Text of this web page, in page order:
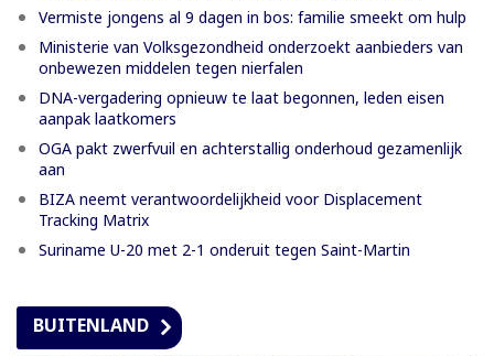
Vermiste jongens al 9 dagen in bos: familie smeekt om hulp
Ministerie van Volksgezondheid onderzoekt aanbieders van
onbewezen middelen tegen nierfalen
DNA-vergadering opnieuw te laat begonnen, leden eisen
aanpak laatkomers
OGA pakt zwerfvuil en achterstallig onderhoud gezamenlijk
aan
BIZA neemt verantwoordelijkheid voor Displacement
Tracking Matrix
Suriname U-20 met 2-1 onderuit tegen Saint-Martin
BUITENLAND